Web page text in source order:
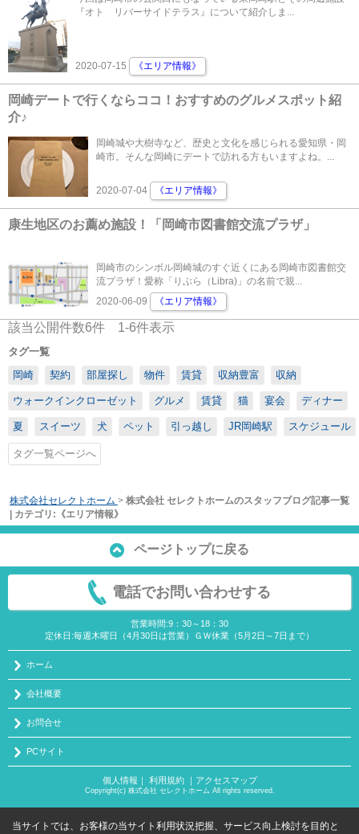
『オト リバーサイドテラス』について紹介しま...
2020-07-15 《エリア情報》
岡崎デートで行くならココ！おすすめのグルメスポット紹
介♪
岡崎城や大樹寺など、歴史と文化を感じられる愛知県・岡
崎市。そんな岡崎にデートで訪れる方もいますよね。...
2020-07-04 《エリア情報》
康生地区のお薦め施設！「岡崎市図書館交流プラザ」
岡崎市のシンボル岡崎城のすぐ近くにある岡崎市図書館交
流プラザ！愛称「りぶら（Libra)」の名前で親...
2020-06-09
《エリア情報》
該当公開件数6件 1-6件表示
タグ一覧
岡崎
契約 部屋探し 物件 賃貸 収納豊富 収納
ウォークインクローゼット グルメ 賃貸 猫 宴会 ディナー
夏 スイーツ 犬 ペット 引っ越し JR岡崎駅 スケジュール
タグ一覧ページへ
株式会社セレクトホーム > 株式会社 セレクトホームのスタッフブログ記事一覧
| カテゴリ:《エリア情報》
ページトップに戻る
電話でお問い合わせする
営業時間:9：30～18：30
定休日:毎週木曜日（4月30日は営業）ＧＷ休業（5月2日～7日まで）
ホーム
会社概要
お問合せ
PCサイト
個人情報 利用規約｜ アクセスマップ
Copyright(c) 株式会社 セレクトホーム All rights reserved.
当サイトでは、お客様の当サイト利用状況把握、サービス向上検討を目的と